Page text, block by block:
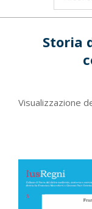
Storia
Visualizzazione